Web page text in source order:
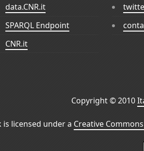
data.CNR.it
SPARQL Endpoint
CNR.it
Copyright © 2010
is licensed under a Creative